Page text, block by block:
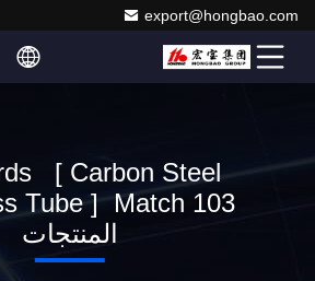
export@hongbao.com
[ Carbon Steel
Tube ] Match 103
المنتجات